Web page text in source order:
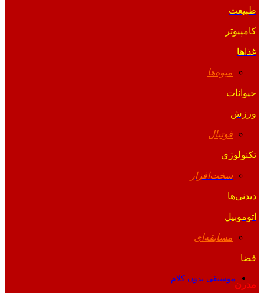
طبیعت
کامپیوتر
غذاها
میوه‌ها
حیوانات
ورزش
فوتبال
تکنولوژی
سخت‌افزار
دیدنی‌ها
اتوموبیل
مسابقه‌ای
فضا
موسیقی بدون کلام
مدرن